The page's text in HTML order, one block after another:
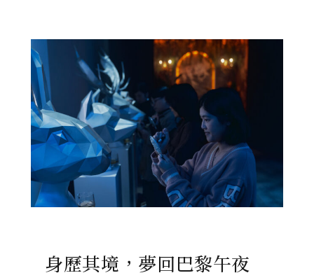
身歷其境，夢回巴黎午夜